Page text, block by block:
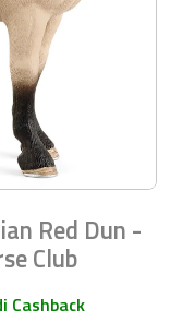
Red Dun -
Club
Cashback